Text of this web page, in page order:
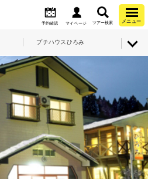
予約確認 マイページ ツアー検索 メニュー
プチハウスひろみ